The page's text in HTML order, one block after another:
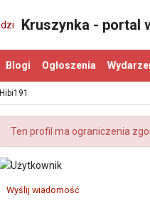
Kruszynka - portal
Blogi Ogłoszenia
Hibi191
Ten profil ma ograniczenia
Wyślij wiadomość